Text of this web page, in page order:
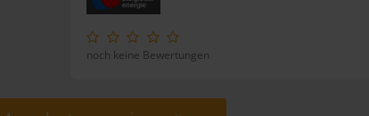
noch keine Bewertungen